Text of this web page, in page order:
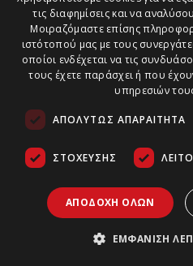
τις διαφημίσεις και να
Μοιραζόμαστε επίσης
ιστότοπού μας με τους
οποίοι ενδέχεται να τις
τους έχετε παράσχει ή που
υπηρεσιών
ΑΠΟΛΎΤΩΣ ΑΠΑΡΑΊΤΗΤΑ
ΣΤΌΧΕΥΣΗΣ
ΑΠΟΔΟΧΉ ΌΛΩΝ
ΕΜΦΆΝΙΣΗ